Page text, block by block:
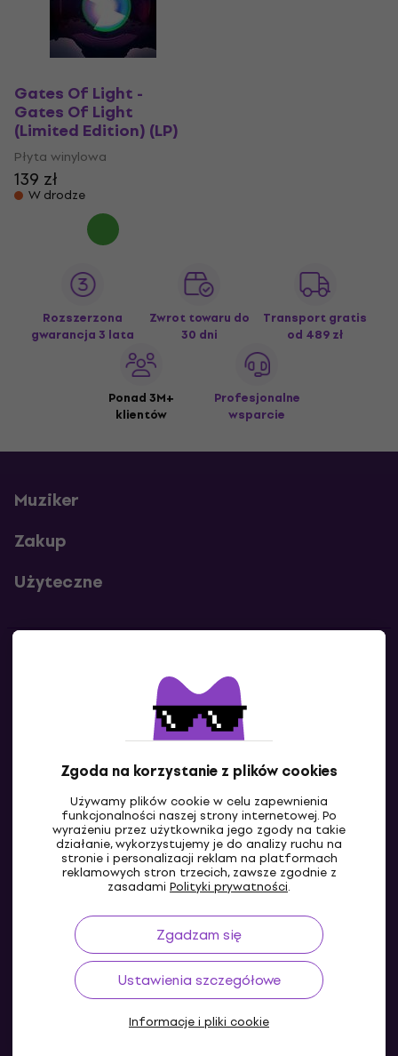
Zgoda na korzystanie z plików cookies
Używamy plików cookie w celu zapewnienia
funkcjonalności naszej strony internetowej. Po
wyrażeniu przez użytkownika jego zgody na takie
działanie, wykorzystujemy je do analizy ruchu na
stronie i personalizacji reklam na platformach
reklamowych stron trzecich, zawsze zgodnie z
zasadami Polityki prywatności.
Zgadzam się
Ustawienia szczegółowe
Informacje i pliki cookie
Gates Of Light -
Gates Of Light
(Limited Edition) (LP)
Płyta winylowa
139 zł
W drodze
Rozszerzona
gwarancja 3 lata
Zwrot towaru do
30 dni
Transport gratis
od 489 zł
Ponad 3M+
klientów
Profesjonalne
wsparcie
Muziker
Zakup
Użyteczne
Skontaktuj się z nami
PL